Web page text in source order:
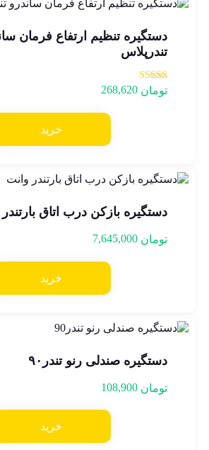
دستگیره تنظیم ارتفاع فرمان
تندرپلاس
امتیاز
5.00
تومان
خرید
دستگیره بازكن درب اتاق
تومان
خرید
دستگیره صندلی رنو تندر۹۰
تومان
خرید